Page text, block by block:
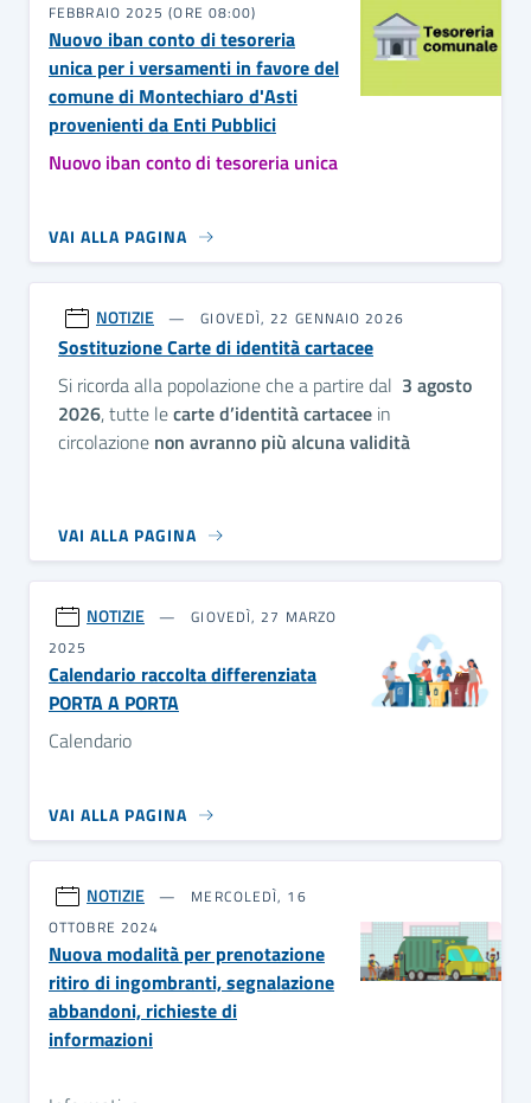
FEBBRAIO 2025 (ORE 08:00)
Nuovo iban conto di tesoreria
unica per i versamenti in favore del
comune di Montechiaro d'Asti
provenienti da Enti Pubblici
Nuovo iban conto di tesoreria unica
VAI ALLA PAGINA
NOTIZIE GIOVEDÌ, 22 GENNAIO 2026
Sostituzione Carte di identità cartacee
Si ricorda alla popolazione che a partire dal 3 agosto
2026, tutte lecarte d’identità cartacee in
circolazione non avranno più alcuna validità
VAI ALLA PAGINA
NOTIZIE
GIOVEDÌ, 27 MARZO
2025
Calendario raccolta differenziata
PORTA A PORTA
Calendario
VAI ALLA PAGINA
NOTIZIE
MERCOLEDÌ, 16
OTTOBRE 2024
Nuova modalità per prenotazione
ritiro di ingombranti, segnalazione
abbandoni, richieste di
informazioni